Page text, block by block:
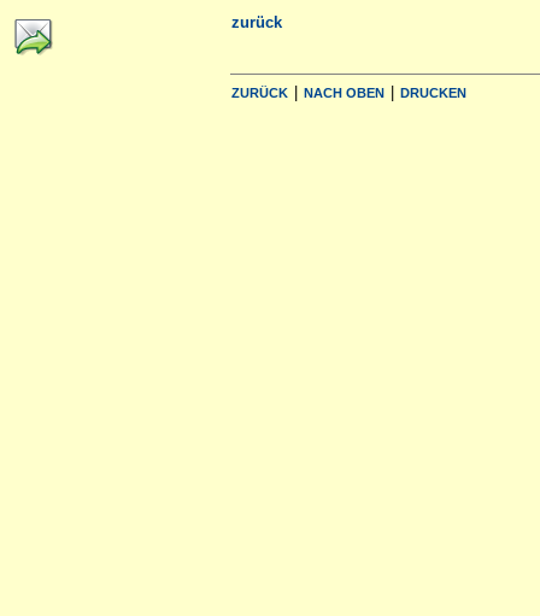
zurück
ZURÜCK | NACH OBEN | DRUCKEN